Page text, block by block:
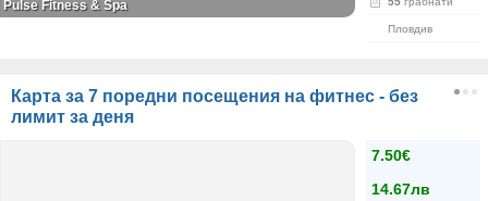
Пловдив
Pulse Fitness & Spa
Карта за 7 поредни посещения на фитнес - без
лимит за деня
7.50€
14.67лв